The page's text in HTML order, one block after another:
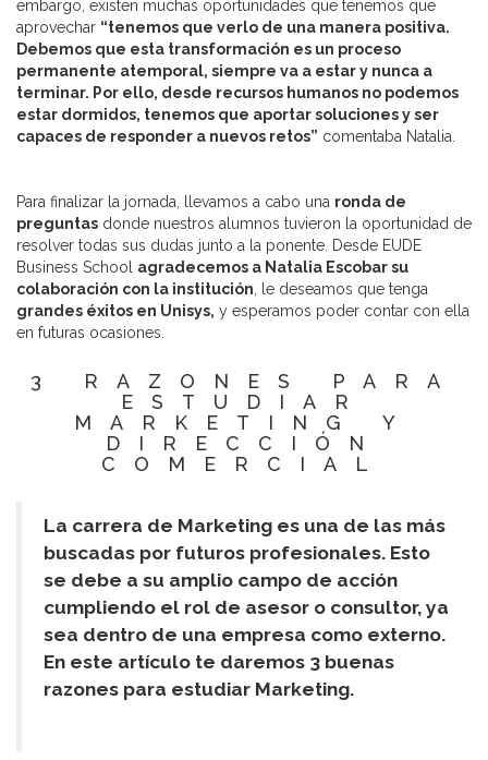
embargo, existen muchas oportunidades que tenemos que
aprovechar “tenemos que verlo de una manera positiva.
Debemos que esta transformación es un proceso
permanente atemporal, siempre va a estar y nunca a
terminar. Por ello, desde recursos humanos no podemos
estar dormidos, tenemos que aportar soluciones y ser
capaces de responder a nuevos retos” comentaba Natalia.
Para finalizar la jornada, llevamos a cabo una ronda de
preguntas donde nuestros alumnos tuvieron la oportunidad de
resolver todas sus dudas junto a la ponente. Desde EUDE
Business School agradecemos a Natalia Escobar su
colaboración con la institución , le deseamos que tenga
grandes éxitos en Unisys, y esperamos poder contar con ella
en futuras ocasiones.
3 RAZONES PARA
ESTUDIAR
MARKETING Y
DIRECCIÓN
COMERCIAL
La carrera de Marketing es una de las más
buscadas por futuros profesionales. Esto
se debe a su amplio campo de acción
cumpliendo el rol de asesor o consultor, ya
sea dentro de una empresa como externo.
En este artículo te daremos 3 buenas
razones para estudiar Marketing.